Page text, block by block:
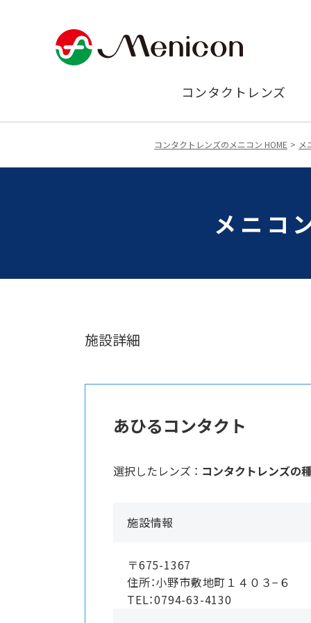
コンタクトレンズ
コンタクトレンズのメニコン HOME メ
メニコ
施設詳細
あひるコンタクト
選択したレンズ ： コンタクトレンズの
施設情報
〒675-1367
住所：小野市敷地町１４０３−６
TEL：0794-63-4130